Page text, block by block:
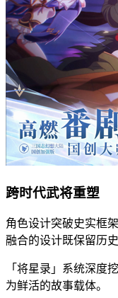
跨时代武将重塑
角色设计突破史实框
融合的设计既保留历
「将星录」系统深度
为鲜活的故事载体。